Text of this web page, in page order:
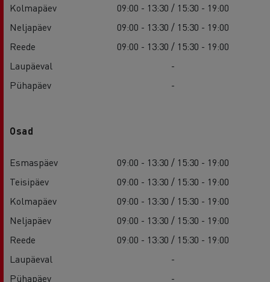
Kolmapäev
09:00 - 13:30 / 15:30 - 19:00
Neljapäev
09:00 - 13:30 / 15:30 - 19:00
Reede
09:00 - 13:30 / 15:30 - 19:00
Laupäeval
-
Pühapäev
-
Osad
Esmaspäev
09:00 - 13:30 / 15:30 - 19:00
Teisipäev
09:00 - 13:30 / 15:30 - 19:00
Kolmapäev
09:00 - 13:30 / 15:30 - 19:00
Neljapäev
09:00 - 13:30 / 15:30 - 19:00
Reede
09:00 - 13:30 / 15:30 - 19:00
Laupäeval
-
Pühapäev
-